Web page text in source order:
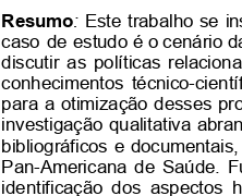
Resumo: Este trabalho se
caso de estudo é o cenário
discutir as políticas
conhecimentos técnico-
para a otimização desses
investigação qualitativa
bibliográficos e documentais,
Pan-Americana de Saúde.
identificação dos aspectos